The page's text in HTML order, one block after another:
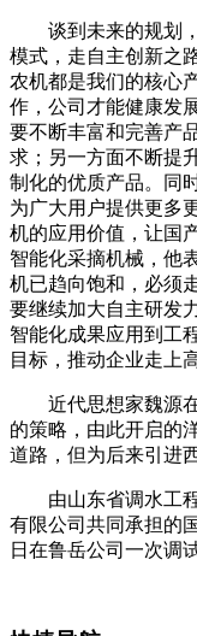
谈到未来的规划，
模式，走自主创新之
农机都是我们的核心
作，公司才能健康发
要不断丰富和完善产
求；另一方面不断提
制化的优质产品。同
为广大用户提供更多
机的应用价值，让国
智能化采摘机械，他
机已趋向饱和，必须
要继续加大自主研发
智能化成果应用到工
目标，推动企业走上
近代思想家魏源在
的策略，由此开启的
道路，但为后来引进
由山东省调水工程
有限公司共同承担的
日在鲁岳公司一次调